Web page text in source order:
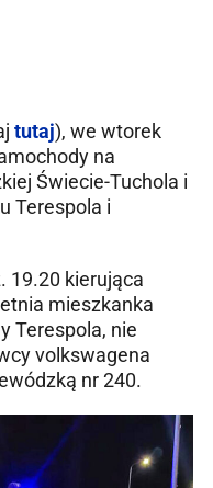
tutaj), we wtorek
na
Świecie-Tuchola i
Terespola i
19.20 kierująca
mieszkanka
Terespola, nie
volkswagena
nr 240.